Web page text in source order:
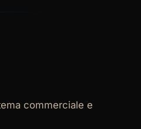
commerciale e